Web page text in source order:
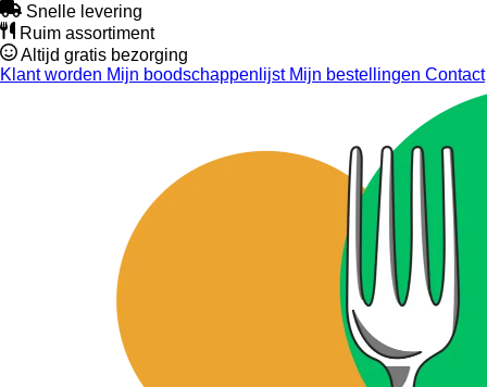
Snelle levering
Ruim assortiment
Altijd gratis bezorging
Klant worden Mijn boodschappenlijstMijn bestellingen Contact